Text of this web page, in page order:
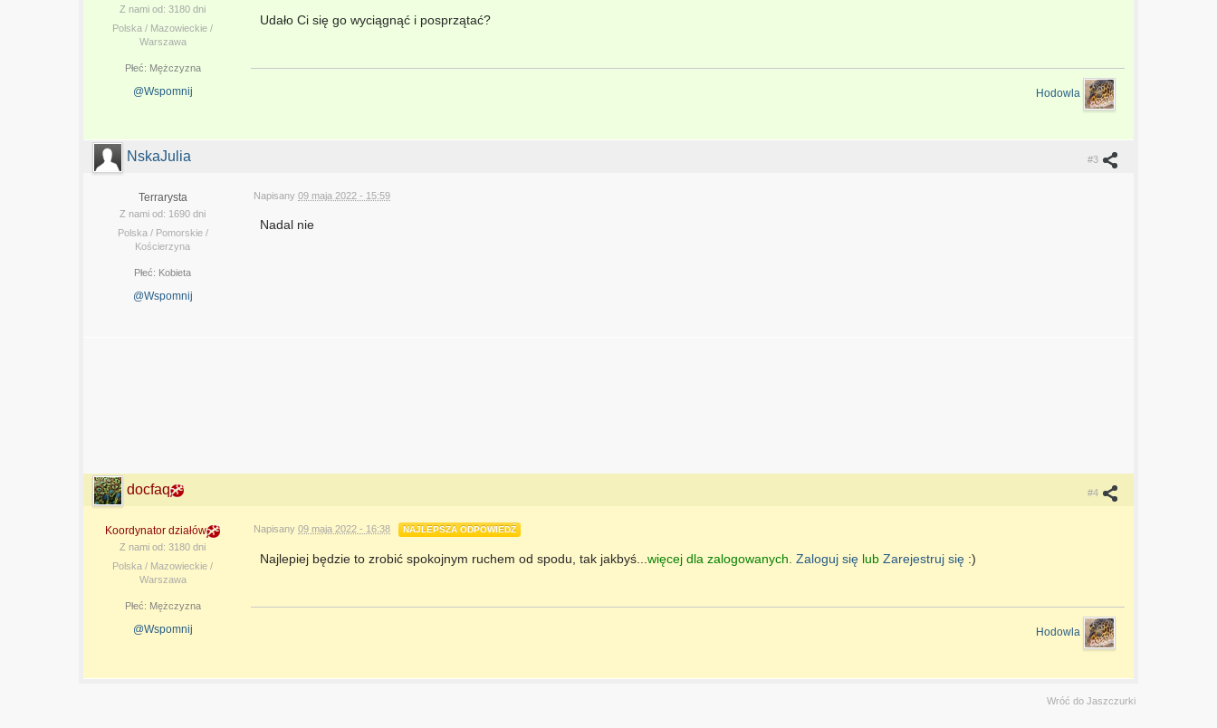
Z nami od: 3180 dni
Polska / Mazowieckie /
Warszawa
Płeć: Mężczyzna
@Wspomnij
Udało Ci się go wyciągnąć i posprzątać?
Hodowla
#3
NskaJulia
Terrarysta
Z nami od: 1690 dni
Polska / Pomorskie /
Kościerzyna
Płeć: Kobieta
@Wspomnij
Napisany09 maja 2022 - 15:59
Nadal nie
#4
docfaq
Koordynator działów
Z nami od: 3180 dni
Polska / Mazowieckie /
Warszawa
Płeć: Mężczyzna
@Wspomnij
Napisany09 maja 2022 - 16:38 NAJLEPSZA ODPOWIEDŹ
Najlepiej będzie to zrobić spokojnym ruchem od spodu, tak jakbyś ...więcej dla zalogowanych.Zaloguj się lubZarejestruj się :)
Hodowla
Wróć do Jaszczurki